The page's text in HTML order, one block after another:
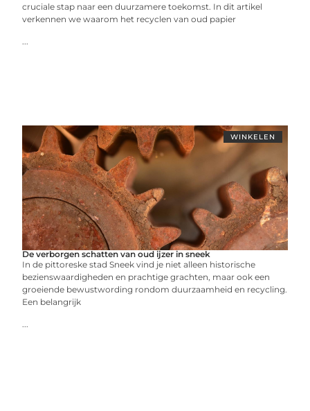
cruciale stap naar een duurzamere toekomst. In dit artikel
verkennen we waarom het recyclen van oud papier
...
WINKELEN
De verborgen schatten van oud ijzer in sneek
In de pittoreske stad Sneek vind je niet alleen historische
bezienswaardigheden en prachtige grachten, maar ook een
groeiende bewustwording rondom duurzaamheid en recycling.
Een belangrijk
...